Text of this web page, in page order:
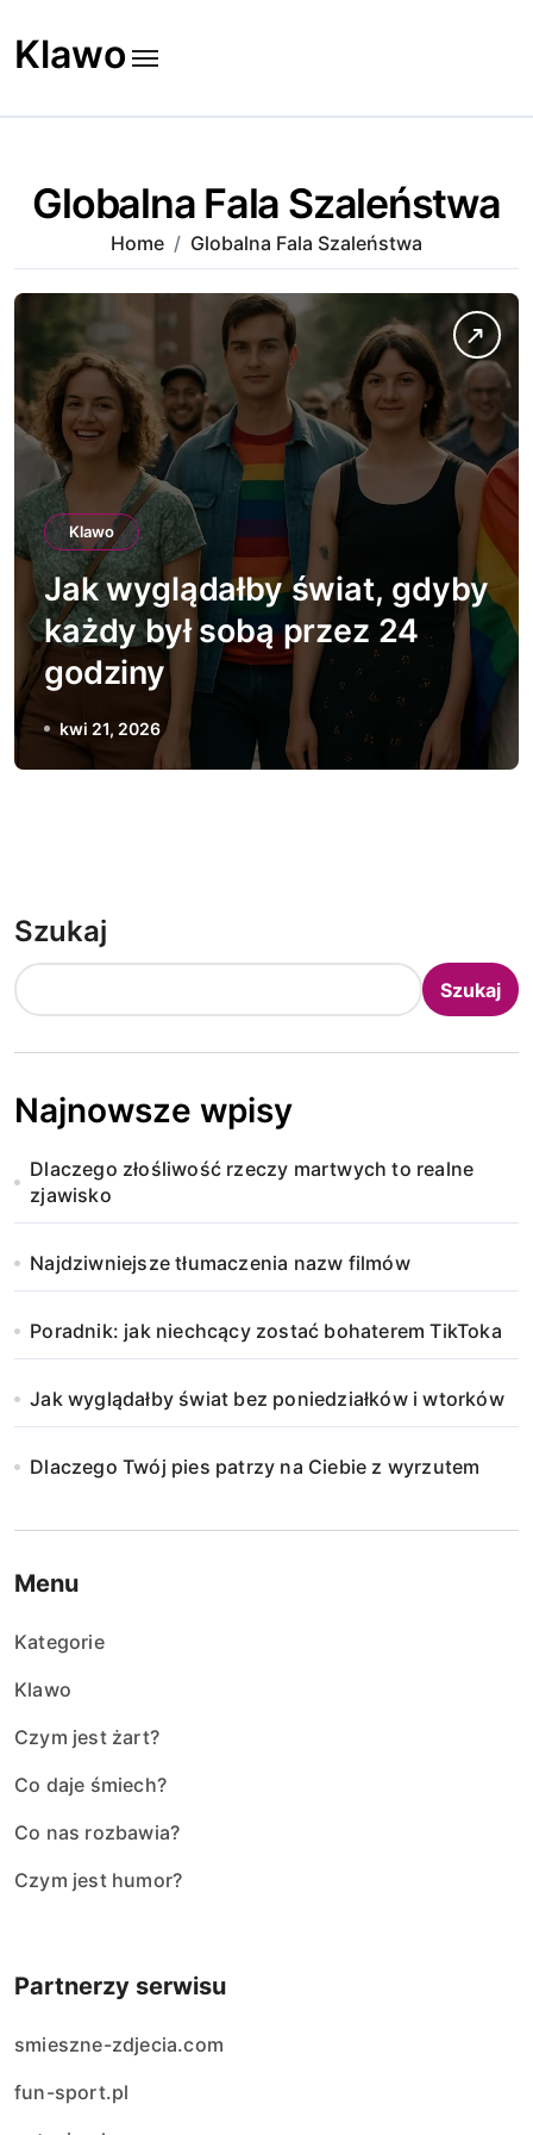
to
content
Klawo
Globalna Fala Szaleństwa
Home Globalna Fala Szaleństwa
Klawo
Jak wyglądałby świat, gdyby
każdy był sobą przez 24
godziny
kwi 21, 2026
Szukaj
Szukaj
Najnowsze wpisy
Dlaczego złośliwość rzeczy martwych to realne
zjawisko
Najdziwniejsze tłumaczenia nazw filmów
Poradnik: jak niechcący zostać bohaterem TikToka
Jak wyglądałby świat bez poniedziałków i wtorków
Dlaczego Twój pies patrzy na Ciebie z wyrzutem
Menu
Kategorie
Klawo
Czym jest żart?
Co daje śmiech?
Co nas rozbawia?
Czym jest humor?
Partnerzy serwisu
smieszne-zdjecia.com
fun-sport.pl